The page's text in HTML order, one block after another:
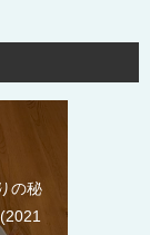
の秘
2021